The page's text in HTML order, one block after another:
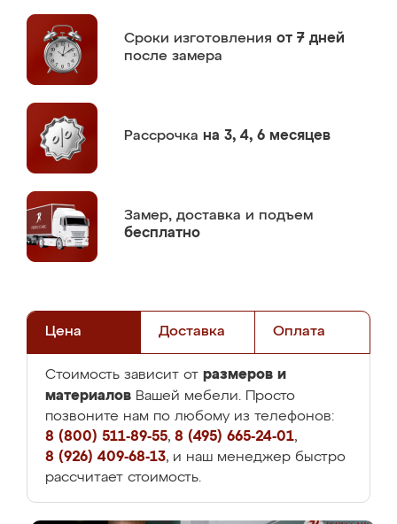
Сроки изготовления от 7 дней
после замера
Рассрочка на 3, 4, 6 месяцев
Замер, доставка и подъем
бесплатно
Цена Доставка Оплата
Стоимость зависит от размеров и
материалов Вашей мебели. Просто
позвоните нам по любому из телефонов:
8 (800) 511-89-55, 8 (495) 665-24-01,
8 (926) 409-68-13, и наш менеджер быстро
рассчитает стоимость.